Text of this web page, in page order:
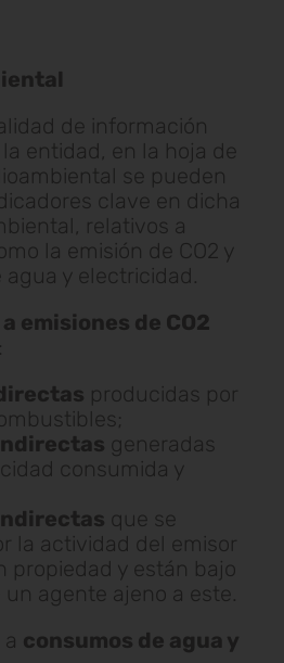
de información
entidad, en la hoja de
se pueden
clave en dicha
relativos a
la emisión de CO2 y
agua y electricidad.
emisiones de CO2
producidas por
generadas
consumida y
que se
la actividad del emisor
propiedad y están bajo
agente ajeno a este.
consumos de agua y